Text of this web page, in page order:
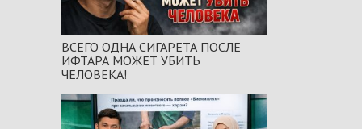
ВСЕГО ОДНА СИГАРЕТА ПОСЛЕ
ИФТАРА МОЖЕТ УБИТЬ
ЧЕЛОВЕКА!